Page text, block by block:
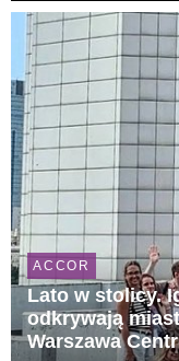
pojawia się na
ACCOR
Lato w stolicy.
odkrywają
Warszawa